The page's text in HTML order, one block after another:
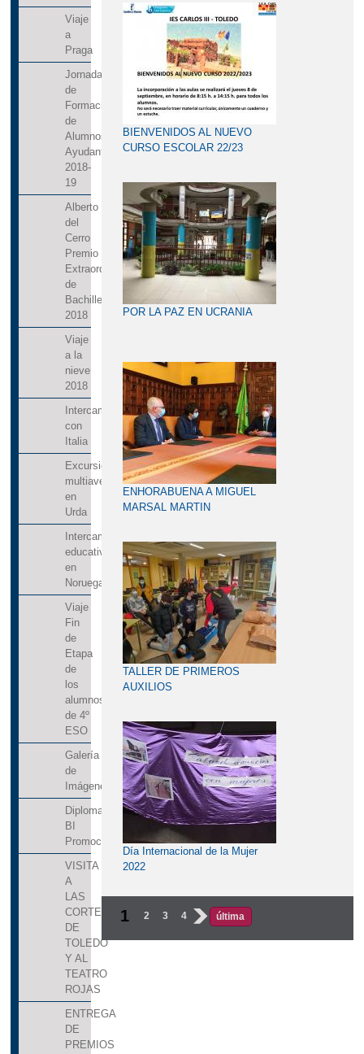
Viaje
a
Praga
Jornadas
de
Formación
de
Alumnos
Ayudantes
2018-
19
Alberto
del
Cerro
Premio
Extraordinario
de
Bachillerato
2018
Viaje
a la
nieve
2018
Intercambio
con
Italia
Excursión
multiaventura
en
Urda
Intercambio
educativo
en
Noruega
Viaje
Fin
de
Etapa
de
los
alumnos
de 4º
ESO
Galería
de
Imágenes
Diplomas
BI
Promoción2017
VISITA
A
LAS
CORTES
DE
TOLEDO
Y AL
TEATRO
ROJAS
ENTREGA
DE
PREMIOS
BIENVENIDOS AL NUEVO
CURSO ESCOLAR 22/23
POR LA PAZ EN UCRANIA
ENHORABUENA A MIGUEL
MARSAL MARTIN
TALLER DE PRIMEROS
AUXILIOS
Día Internacional de la Mujer
2022
1 2 3 4 › última